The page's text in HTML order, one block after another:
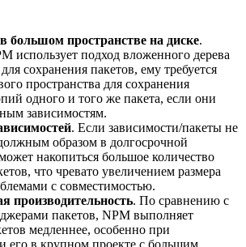
большом пространстве на диске.
использует подход вложенного дерева
сохранения пакетов, ему требуется
пространства для сохранения
одного и того же пакета, если они
зависимостям.
. Если зависимости/пакеты не
образом в долгосрочной
накопиться большое количество
что чревато увеличением размера
с совместимостью.
производительность. По сравнению с
пакетов, NPM выполняет
медленнее, особенно при
его в крупном проекте с большим